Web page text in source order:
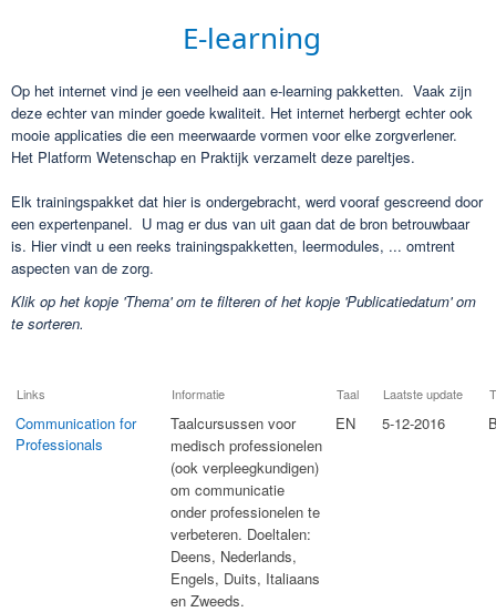
​E-learning
​Op het internet vind je een veelheid aan e-learning pakketten. Vaak zijn
deze echter van minder goede kwaliteit. Het internet herbergt echter ook
mooie applicaties die een meerwaarde vormen voor elke zorgverlener.
Het Platform Wetenschap en Praktijk verzamelt deze pareltjes.
Elk trainingspakket dat hier is ondergebracht, werd vooraf gescreend door
een expertenpanel. U mag er dus van uit gaan dat de bron betrouwbaar
is. Hier vindt u een reeks trainingspakketten, leermodules, ... omtrent
aspecten van de zorg.
Klik op het kopje 'Thema' om te filteren of het kopje 'Publicatiedatum' om
te sorteren.
Links Informatie Taal Laatste update
Communication for
Professionals
​Taalcursussen voor
medisch professionelen
(ook verpleegkundigen)
om communicatie
onder professionelen te
verbeteren. Doeltalen:
Deens, Nederlands,
Engels, Duits, Italiaans
en Zweeds.
EN 5-12-2016